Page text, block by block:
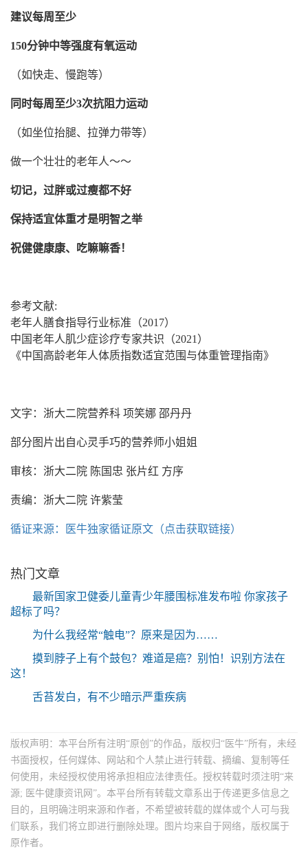
建议每周至少
150分钟中等强度有氧运动
（如快走、慢跑等）
同时每周至少3次抗阻力运动
（如坐位抬腿、拉弹力带等）
做一个壮壮的老年人～～
切记，过胖或过瘦都不好
保持适宜体重才是明智之举
祝健健康康、吃嘛嘛香！
参考文献:
老年人膳食指导行业标准（2017）
中国老年人肌少症诊疗专家共识（2021）
《中国高龄老年人体质指数适宜范围与体重管理指南》
文字：浙大二院营养科 项笑娜 邵丹丹
部分图片出自心灵手巧的营养师小姐姐
审核：浙大二院 陈国忠 张片红 方序
责编：浙大二院 许紫莹
循证来源：医牛独家循证原文（点击获取链接）
热门文章
最新国家卫健委儿童青少年腰围标准发布啦 你家孩子
超标了吗？
为什么我经常“触电”？原来是因为……
摸到脖子上有个鼓包？难道是癌？别怕！识别方法在
这！
舌苔发白，有不少暗示严重疾病
版权声明：本平台所有注明“原创”的作品，版权归“医牛”所有，未经
书面授权，任何媒体、网站和个人禁止进行转载、摘编、复制等任
何使用，未经授权使用将承担相应法律责任。授权转载时须注明“来
源; 医牛健康资讯网”。本平台所有转载文章系出于传递更多信息之
目的，且明确注明来源和作者，不希望被转载的媒体或个人可与我
们联系，我们将立即进行删除处理。图片均来自于网络，版权属于
原作者。